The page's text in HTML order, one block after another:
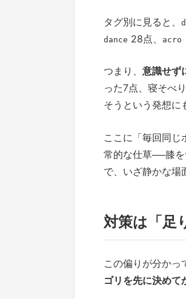
タグ別に見ると、
dance 28点、 acro
つまり、 意識せず
った7点、寝そべ
そうという発想に
ここに「毎回同じ
常的な仕草──膝
で、いざ静かな場
対策は「足
この偏りが分かっ
ゴリを先に決めて